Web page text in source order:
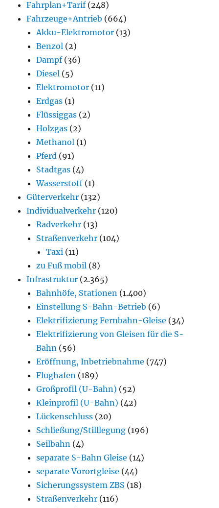
Fahrplan+Tarif(248)
Fahrzeuge+Antrieb (664)
Akku-Elektromotor (13)
Benzol (2)
Dampf(36)
Diesel (5)
Elektromotor (11)
Erdgas (1)
Flüssiggas (2)
Holzgas (2)
Methanol (1)
Pferd (91)
Stadtgas (4)
Wasserstoff (1)
Güterverkehr (132)
Individualverkehr (120)
Radverkehr (13)
Straßenverkehr (104)
Taxi (11)
zu Fuß mobil (8)
Infrastruktur (2.365)
Bahnhöfe, Stationen (1.400)
Einstellung S-Bahn-Betrieb (6)
Elektrifizierung Fernbahn-Gleise (34)
Elektrifizierung von Gleisen für die S-
Bahn (56)
Eröffnung, Inbetriebnahme (747)
Flughafen (189)
Großprofil (U-Bahn) (52)
Kleinprofil (U-Bahn) (42)
Lückenschluss (20)
Schließung/Stilllegung (196)
Seilbahn (4)
separate S-Bahn Gleise (14)
separate Vorortgleise (44)
Sicherungssystem ZBS (18)
Straßenverkehr (116)